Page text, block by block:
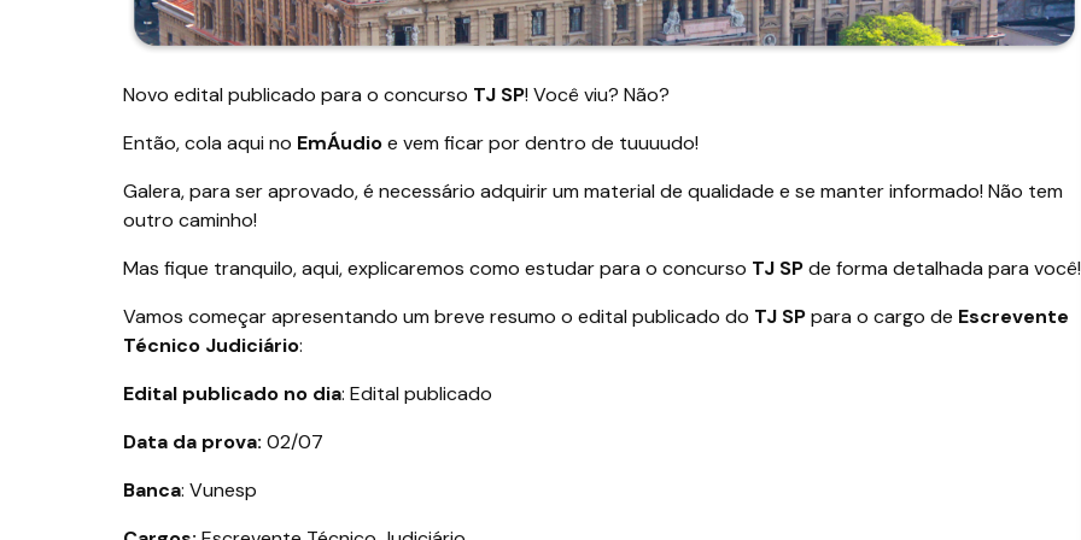
Novo edital publicado para o concurso TJ SP! Você viu? Não?
Então, cola aqui no EmÁudioe vem ficar por dentro de tuuuudo!
Galera, para ser aprovado, é necessário adquirir um material de qualidade e se manter informado! Não tem
outro caminho!
Mas fique tranquilo, aqui, explicaremos como estudar para o concurso TJ SPde forma detalhada para você!
Vamos começar apresentando um breve resumo o edital publicado do TJ SPpara o cargo de Escrevente
Técnico Judiciário:
Edital publicado no dia: Edital publicado
Data da prova: 02/07
Banca: Vunesp